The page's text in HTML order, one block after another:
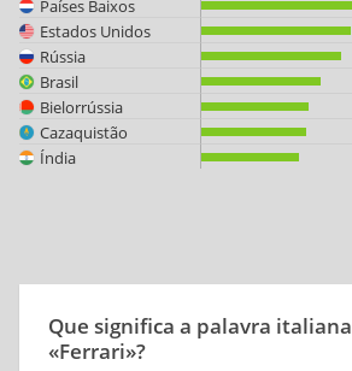
Países Baixos
Estados Unidos
Rússia
Brasil
Bielorrússia
Cazaquistão
Índia
Que significa a palavra italiana
«Ferrari»?